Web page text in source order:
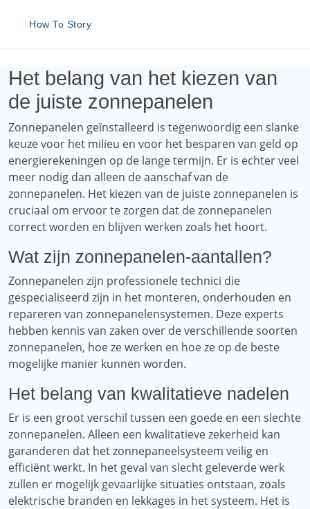
How To Story
Het belang van het kiezen van
de juiste zonnepanelen
Zonnepanelen geïnstalleerd is tegenwoordig een slanke
keuze voor het milieu en voor het besparen van geld op
energierekeningen op de lange termijn. Er is echter veel
meer nodig dan alleen de aanschaf van de
zonnepanelen. Het kiezen van de juiste zonnepanelen is
cruciaal om ervoor te zorgen dat de zonnepanelen
correct worden en blijven werken zoals het hoort.
Wat zijn zonnepanelen-aantallen?
Zonnepanelen zijn professionele technici die
gespecialiseerd zijn in het monteren, onderhouden en
repareren van zonnepanelensystemen. Deze experts
hebben kennis van zaken over de verschillende soorten
zonnepanelen, hoe ze werken en hoe ze op de beste
mogelijke manier kunnen worden.
Het belang van kwalitatieve nadelen
Er is een groot verschil tussen een goede en een slechte
zonnepanelen. Alleen een kwalitatieve zekerheid kan
garanderen dat het zonnepaneelsysteem veilig en
efficiënt werkt. In het geval van slecht geleverde werk
zullen er mogelijk gevaarlijke situaties ontstaan, zoals
elektrische branden en lekkages in het systeem. Het is